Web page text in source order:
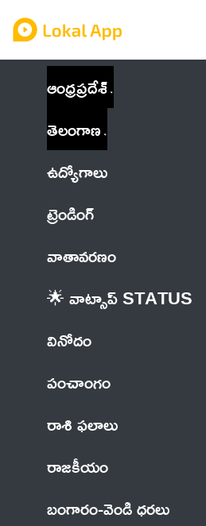
ఆంధ్రప్రదేశ్
తెలంగాణ
ఉద్యోగాలు
ట్రెండింగ్
వాతావరణం
🌟 వాట్సాప్ STATUS
వినోదం
పంచాంగం
రాశి ఫలాలు
రాజకీయం
బంగారం-వెండి ధరలు